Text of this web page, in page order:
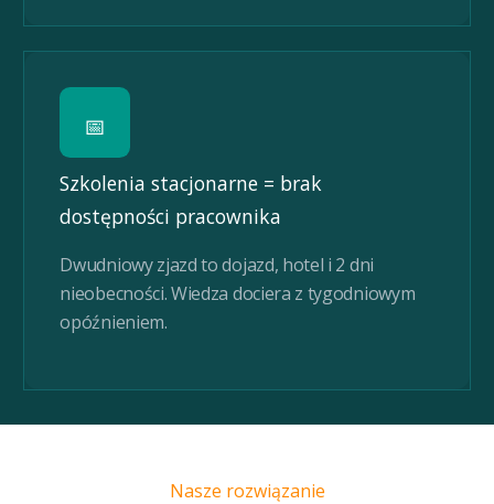
📅
Szkolenia stacjonarne = brak
dostępności pracownika
Dwudniowy zjazd to dojazd, hotel i 2 dni
nieobecności. Wiedza dociera z tygodniowym
opóźnieniem.
Nasze rozwiązanie